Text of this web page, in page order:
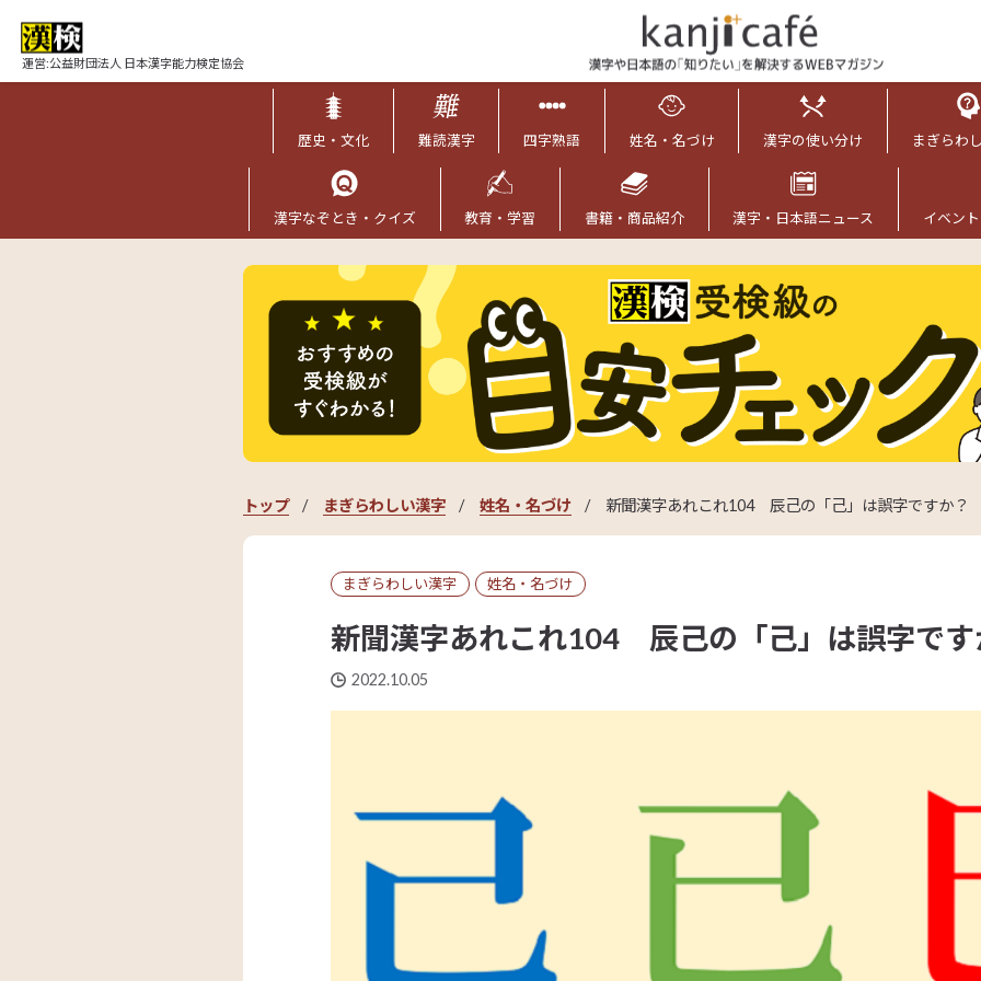
運営:公益財団法人 日本漢字能力検定協会
歴史・文化 難読漢字 四字熟語 姓名・名づけ 漢字の使い分け まぎらわ
漢字なぞとき・クイズ 教育・学習 書籍・商品紹介 漢字・日本語ニュース イベン
トップ まぎらわしい漢字 姓名・名づけ 新聞漢字あれこれ104 辰己の「己」は誤字ですか？
まぎらわしい漢字 姓名・名づけ
新聞漢字あれこれ104 辰己の「己」は誤字です
2022.10.05